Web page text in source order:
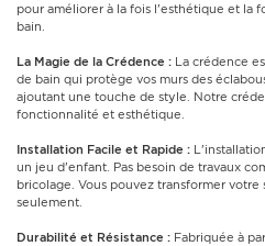
pour améliorer à la fois l'esthétique et la
bain.
La Magie de la Crédence : La crédence
de bain qui protège vos murs des
ajoutant une touche de style. Notre
fonctionnalité et esthétique.
Installation Facile et Rapide :
un jeu d'enfant. Pas besoin de travaux
bricolage. Vous pouvez transformer
seulement.
Durabilité et Résistance : Fabriquée à